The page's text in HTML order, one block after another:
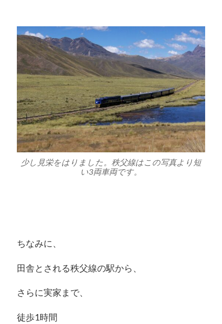
少し見栄をはりました。秩父線はこの写真より短
い3両車両です。
ちなみに、
田舎とされる秩父線の駅から、
さらに実家まで、
徒歩1時間